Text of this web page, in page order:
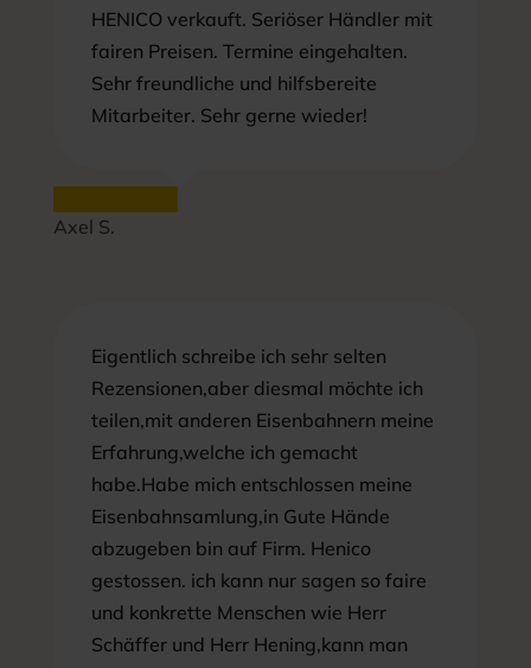
HENICO verkauft. Seriöser Händler mit
fairen Preisen. Termine eingehalten.
Sehr freundliche und hilfsbereite
Mitarbeiter. Sehr gerne wieder!
Axel S.
Eigentlich schreibe ich sehr selten
Rezensionen,aber diesmal möchte ich
teilen,mit anderen Eisenbahnern meine
Erfahrung,welche ich gemacht
habe.Habe mich entschlossen meine
Eisenbahnsamlung,in Gute Hände
abzugeben bin auf Firm. Henico
gestossen. ich kann nur sagen so faire
und konkrette Menschen wie Herr
Schäffer und Herr Hening,kann man